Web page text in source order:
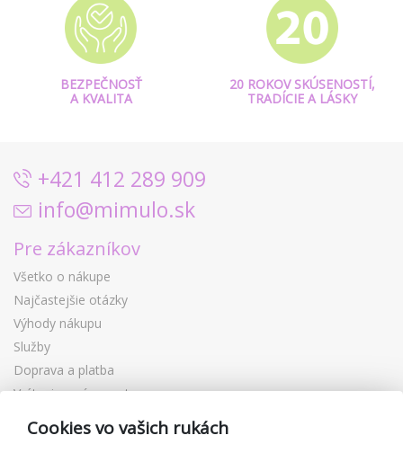
BEZPEČNOSŤ
A KVALITA
20 ROKOV SKÚSENOSTÍ,
TRADÍCIE A LÁSKY
+421 412 289 909
info@mimulo.sk
Pre zákazníkov
Všetko o nákupe
Najčastejšie otázky
Výhody nákupu
Služby
Doprava a platba
Vrátenie a výmena tovaru
Darčekové poukážky
Cookies vo vašich rukách